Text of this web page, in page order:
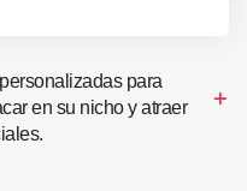
para
en su nicho y atraer